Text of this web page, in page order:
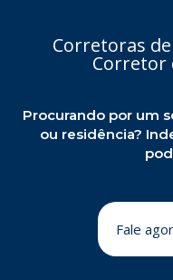
Corretoras
Corretor
Procurando por um
ou residência?
Fale